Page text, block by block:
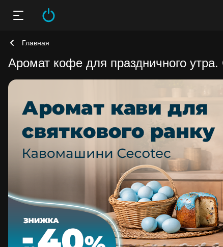
Главная
Аромат кофе для праздничного